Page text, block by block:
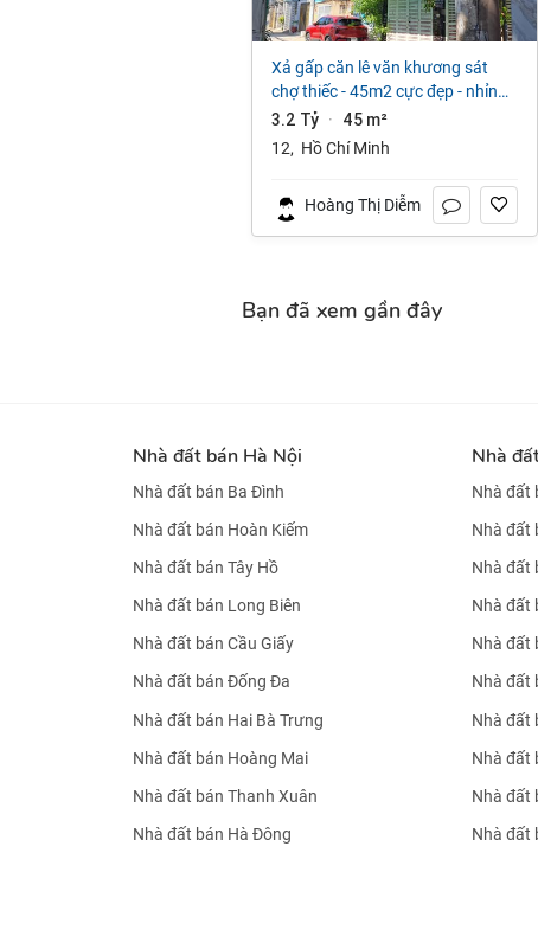
xả gấp căn lê văn khương sát
chợ thiếc - 45m2 cực đẹp - nhỉnh
3 tỷ 💥
3.2 Tỷ · 45 m²
12, Hồ Chí Minh
Hoàng Thị Diễm Hoa
Bạn đã xem gần đây
Nhà đất bán Hà Nội
Nhà đất bán Ba Đình
Nhà đất bán Hoàn Kiếm
Nhà đất bán Tây Hồ
Nhà đất bán Long Biên
Nhà đất bán Cầu Giấy
Nhà đất bán Đống Đa
Nhà đất bán Hai Bà Trưng
Nhà đất bán Hoàng Mai
Nhà đất bán Thanh Xuân
Nhà đất bán Hà Đông
Nhà
Nhà đất
Nhà đất
Nhà đất
Nhà đất
Nhà đất
Nhà đất
Nhà đất
Nhà đất
Nhà đất
Nhà đất